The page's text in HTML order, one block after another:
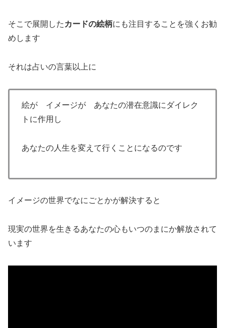
そこで展開したカードの絵柄にも注目することを強くお勧
めします
それは占いの言葉以上に
絵が イメージが あなたの潜在意識にダイレク
トに作用し
あなたの人生を変えて行くことになるのです
イメージの世界でなにごとかが解決すると
現実の世界を生きるあなたの心もいつのまにか解放されて
います